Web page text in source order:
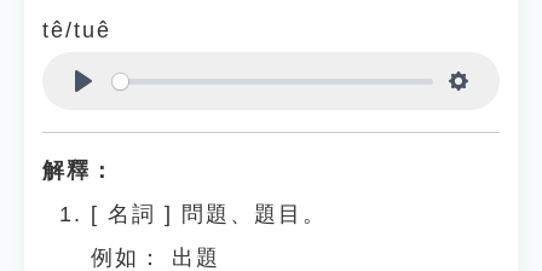
tê/tuê
解釋：
[ 名詞 ] 問題、題目。
例如：
出題